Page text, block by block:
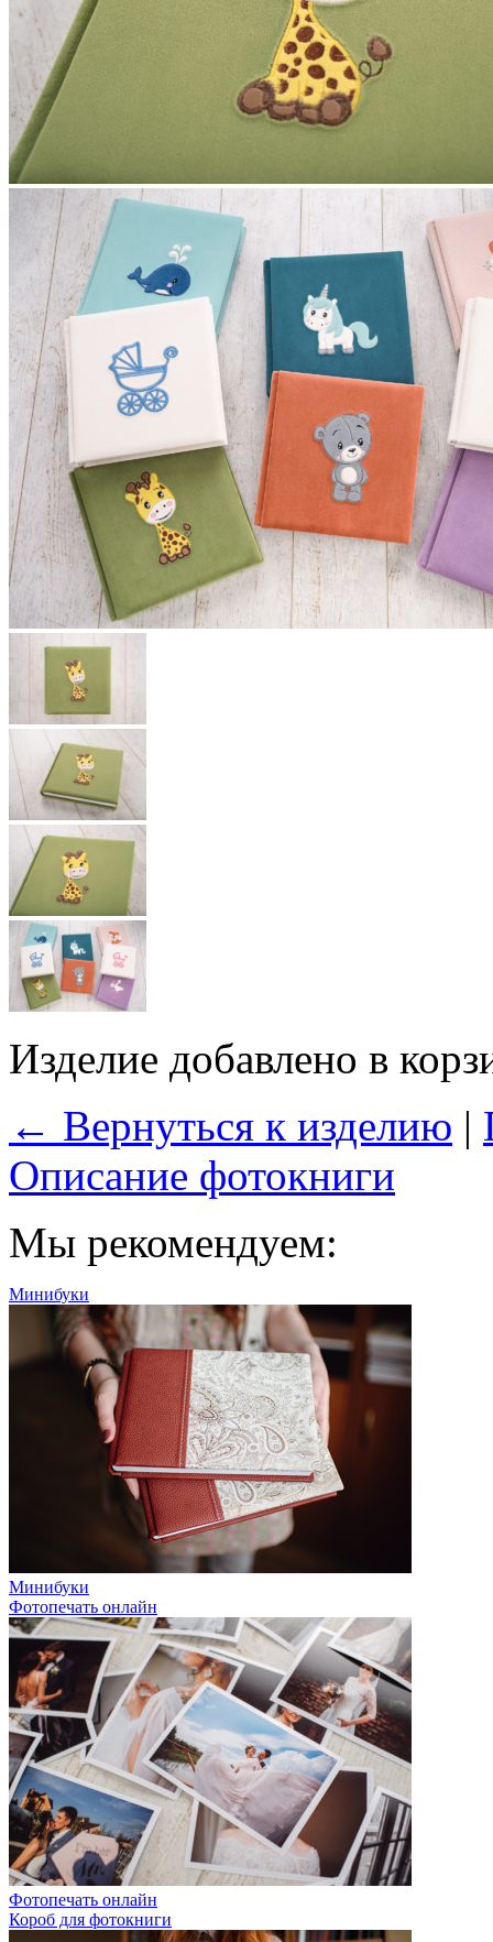
Изделие добавлено в
← Вернуться к изделию |
Описание фотокниги
Мы рекомендуем:
Минибуки
Минибуки
Фотопечать онлайн
Фотопечать онлайн
Короб для фотокниги